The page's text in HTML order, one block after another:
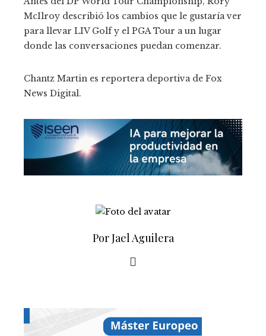
McIlroy describió los cambios que le gustaría ver
para llevar LIV Golf y el PGA Tour a un lugar
donde las conversaciones puedan comenzar.
Chantz Martin es reportera deportiva de Fox
News Digital.
Por Jael Aguilera